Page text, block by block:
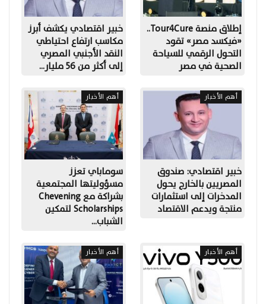
إطلاق منصة Tour4Cure..
«فيكسد مصر» تقود
التحول الرقمي للسياحة
الصحية في مصر
خبير اقتصادي يكشف أبرز
مكاسب ارتفاع احتياطي
النقد الأجنبي المصري
إلى أكثر من 56 مليار…
أهم الأخبار
خبير اقتصادي: صندوق
المصريين بالخارج يحول
المدخرات إلى استثمارات
منتجة ويدعم الاقتصاد
أهم الأخبار
سوماباي تعزز
مسؤوليتها المجتمعية
بشراكة مع Chevening
Scholarships لتمكين
الشباب…
أهم الأخبار أهم الأخبار